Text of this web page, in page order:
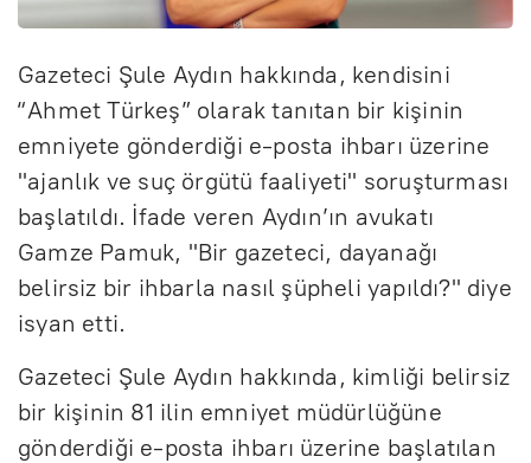
Gazeteci Şule Aydın hakkında, kendisini
“Ahmet Türkeş” olarak tanıtan bir kişinin
emniyete gönderdiği e-posta ihbarı üzerine
"ajanlık ve suç örgütü faaliyeti" soruşturması
başlatıldı. İfade veren Aydın’ın avukatı
Gamze Pamuk, "Bir gazeteci, dayanağı
belirsiz bir ihbarla nasıl şüpheli yapıldı?" diye
isyan etti.
Gazeteci Şule Aydın hakkında, kimliği belirsiz
bir kişinin 81 ilin emniyet müdürlüğüne
gönderdiği e-posta ihbarı üzerine başlatılan